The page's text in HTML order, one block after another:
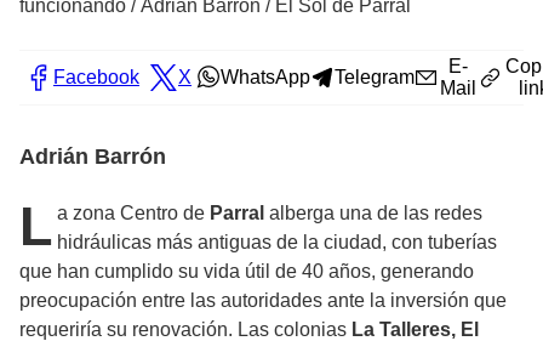
funcionando /Adrián Barrón / El Sol de Parral
Facebook X WhatsApp Telegram
E-
Mail
Adrián Barrón
L a zona Centro de Parral alberga una de las redes
hidráulicas más antiguas de la ciudad, con tuberías
que han cumplido su vida útil de 40 años, generando
preocupación entre las autoridades ante la inversión que
requeriría su renovación. Las colonias La Talleres, El